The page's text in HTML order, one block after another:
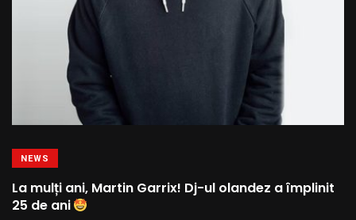
NEWS
La mulți ani, Martin Garrix! Dj-ul olandez a împlinit
25 de ani